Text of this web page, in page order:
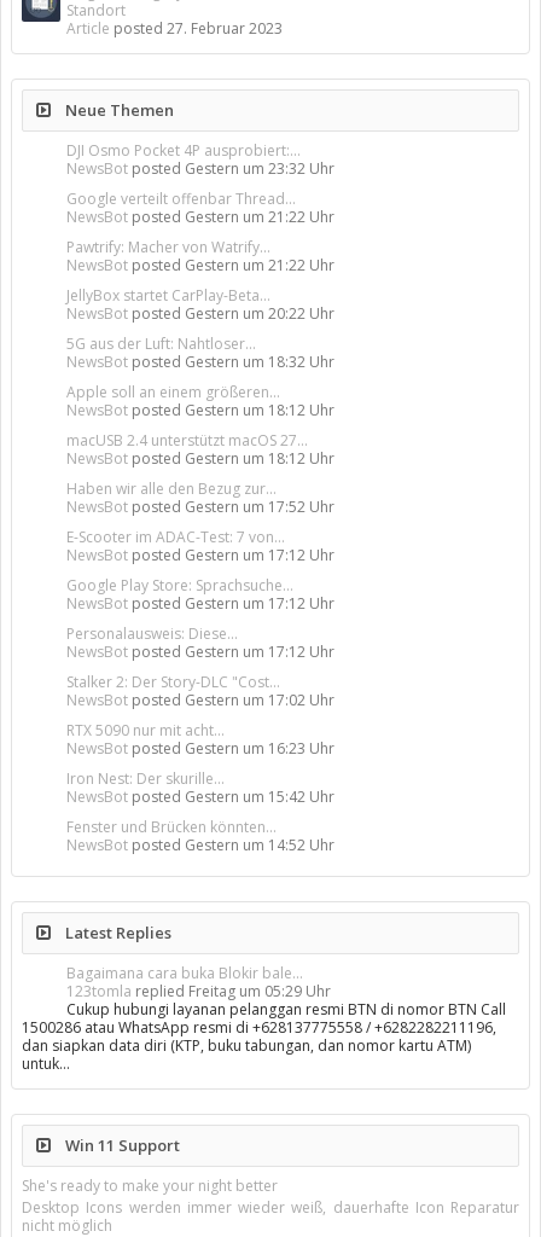
Standort
Article posted 27. Februar 2023
Neue Themen
DJI Osmo Pocket 4P ausprobiert:...
NewsBot posted Gestern um 23:32 Uhr
Google verteilt offenbar Thread...
NewsBot posted Gestern um 21:22 Uhr
Pawtrify: Macher von Watrify...
NewsBot posted Gestern um 21:22 Uhr
JellyBox startet CarPlay-Beta...
NewsBot posted Gestern um 20:22 Uhr
5G aus der Luft: Nahtloser...
NewsBot posted Gestern um 18:32 Uhr
Apple soll an einem größeren...
NewsBot posted Gestern um 18:12 Uhr
macUSB 2.4 unterstützt macOS 27...
NewsBot posted Gestern um 18:12 Uhr
Haben wir alle den Bezug zur...
NewsBot posted Gestern um 17:52 Uhr
E-Scooter im ADAC-Test: 7 von...
NewsBot posted Gestern um 17:12 Uhr
Google Play Store: Sprachsuche...
NewsBot posted Gestern um 17:12 Uhr
Personalausweis: Diese...
NewsBot posted Gestern um 17:12 Uhr
Stalker 2: Der Story-DLC "Cost...
NewsBot posted Gestern um 17:02 Uhr
RTX 5090 nur mit acht...
NewsBot posted Gestern um 16:23 Uhr
Iron Nest: Der skurille...
NewsBot posted Gestern um 15:42 Uhr
Fenster und Brücken könnten...
NewsBot posted Gestern um 14:52 Uhr
Latest Replies
Bagaimana cara buka Blokir bale...
123tomla replied Freitag um 05:29 Uhr
Cukup hubungi layanan pelanggan resmi BTN di nomor BTN Call
1500286 atau WhatsApp resmi di +628137775558 / +6282282211196,
dan siapkan data diri (KTP, buku tabungan, dan nomor kartu ATM)
untuk…
Win 11 Support
She's ready to make your night better
Desktop Icons werden immer wieder weiß, dauerhafte Icon Reparatur
nicht möglich